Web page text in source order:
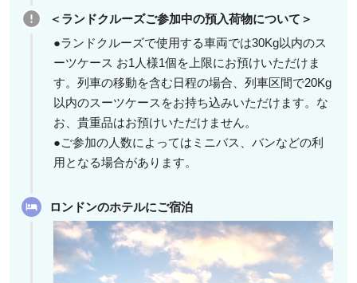
＜ランドクルーズご参加中の預入荷物について＞
●ランドクルーズで使用する車両では30Kg以内のス
ーツケース お1人様1個を上限にお預けいただけま
す。列車の移動を含む日程の場合、列車区間で20Kg
以内のスーツケースをお持ち込みいただけます。な
お、貴重品はお預けいただけません。
●ご参加の人数によってはミニバス、バンなどの利
用となる場合があります。
ロンドンのホテルにご宿泊